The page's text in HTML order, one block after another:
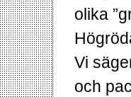
olika
Vi
och